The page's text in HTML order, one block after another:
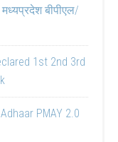
बीपीएल/
1st 2nd 3rd
PMAY 2.0